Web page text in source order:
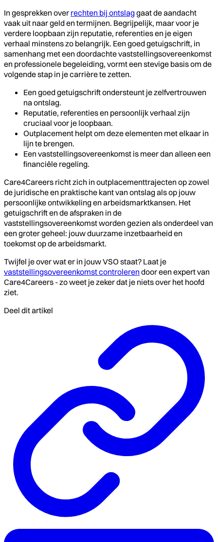
In gesprekken over rechten bij ontslag gaat de aandacht
vaak uit naar geld en termijnen. Begrijpelijk, maar voor je
verdere loopbaan zijn reputatie, referenties en je eigen
verhaal minstens zo belangrijk. Een goed getuigschrift, in
samenhang met een doordachte vaststellingsovereenkomst
en professionele begeleiding, vormt een stevige basis om de
volgende stap in je carrière te zetten.
Een goed getuigschrift ondersteunt je zelfvertrouwen
na ontslag.
Reputatie, referenties en persoonlijk verhaal zijn
cruciaal voor je loopbaan.
Outplacement helpt om deze elementen met elkaar in
lijn te brengen.
Een vaststellingsovereenkomst is meer dan alleen een
financiële regeling.
Care4Careers richt zich in outplacementtrajecten op zowel
de juridische en praktische kant van ontslag als op jouw
persoonlijke ontwikkeling en arbeidsmarktkansen. Het
getuigschrift en de afspraken in de
vaststellingsovereenkomst worden gezien als onderdeel van
een groter geheel: jouw duurzame inzetbaarheid en
toekomst op de arbeidsmarkt.
Twijfel je over wat er in jouw VSO staat? Laat je
vaststellingsovereenkomst controleren door een expert van
Care4Careers - zo weet je zeker dat je niets over het hoofd
ziet.
Deel dit artikel